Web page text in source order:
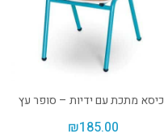
כיסא מתכת עם ידיות – סופר עץ
₪185.00